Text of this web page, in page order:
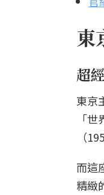
東
超
東京
「
（
而這
精緻